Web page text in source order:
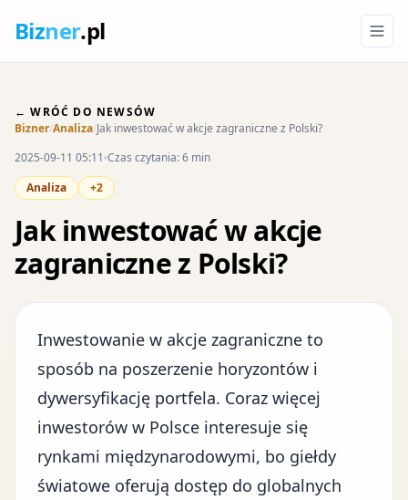
Bizner.pl
← WRÓĆ DO NEWSÓW
Bizner/Analiza/Jak inwestować w akcje zagraniczne z Polski?
2025-09-11 05:11 Czas czytania: 6 min
Analiza
+2
Jak inwestować w akcje
zagraniczne z Polski?
Inwestowanie w akcje zagraniczne to
sposób na poszerzenie horyzontów i
dywersyfikację portfela. Coraz więcej
inwestorów w Polsce interesuje się
rynkami międzynarodowymi, bo giełdy
światowe oferują dostęp do globalnych